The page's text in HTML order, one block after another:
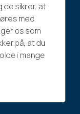
de sikrer, at
med
os som
på, at du
i mange